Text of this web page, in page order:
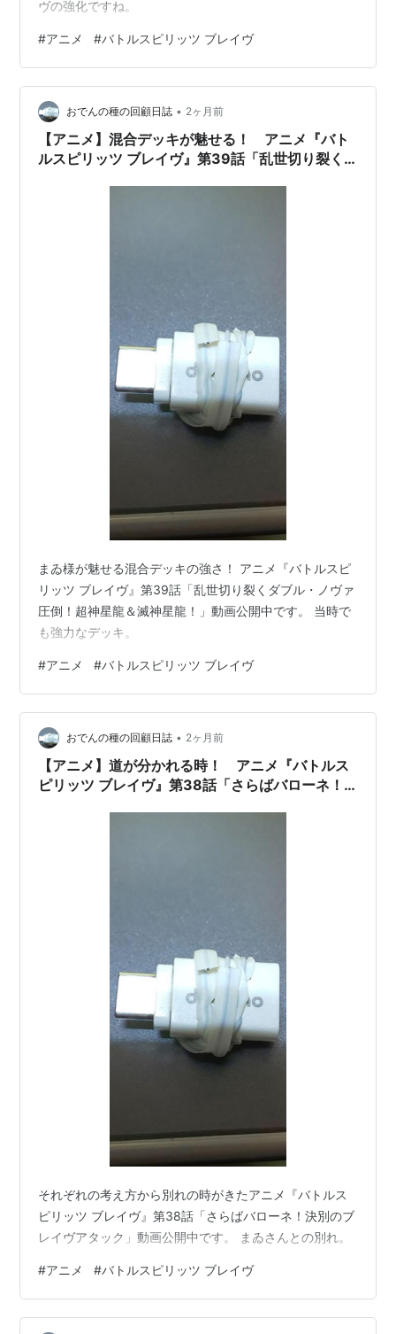
ヴの強化ですね。
#アニメ #バトルスピリッツ ブレイヴ
おでんの種の回顧日誌 • 2ヶ月前
【アニメ】混合デッキが魅せる！ アニメ『バト
ルスピリッツ ブレイヴ』第39話「乱世切り裂く
まゐ様が魅せる混合デッキの強さ！ アニメ『バトルスピ
リッツ ブレイヴ』第39話「乱世切り裂くダブル・ノヴァ
圧倒！超神星龍＆滅神星龍！」動画公開中です。 当時で
も強力なデッキ。
#アニメ #バトルスピリッツ ブレイヴ
おでんの種の回顧日誌 • 2ヶ月前
【アニメ】道が分かれる時！ アニメ『バトルス
ピリッツ ブレイヴ』第38話「さらばバローネ！
それぞれの考え方から別れの時がきたアニメ『バトルス
ピリッツ ブレイヴ』第38話「さらばバローネ！決別のブ
レイヴアタック」動画公開中です。 まゐさんとの別れ。
#アニメ #バトルスピリッツ ブレイヴ